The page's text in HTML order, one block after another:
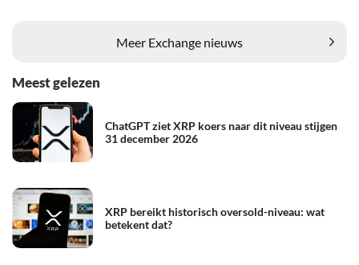
Meer Exchange nieuws
Meest gelezen
ChatGPT ziet XRP koers naar dit niveau stijgen
31 december 2026
XRP bereikt historisch oversold-niveau: wat
betekent dat?